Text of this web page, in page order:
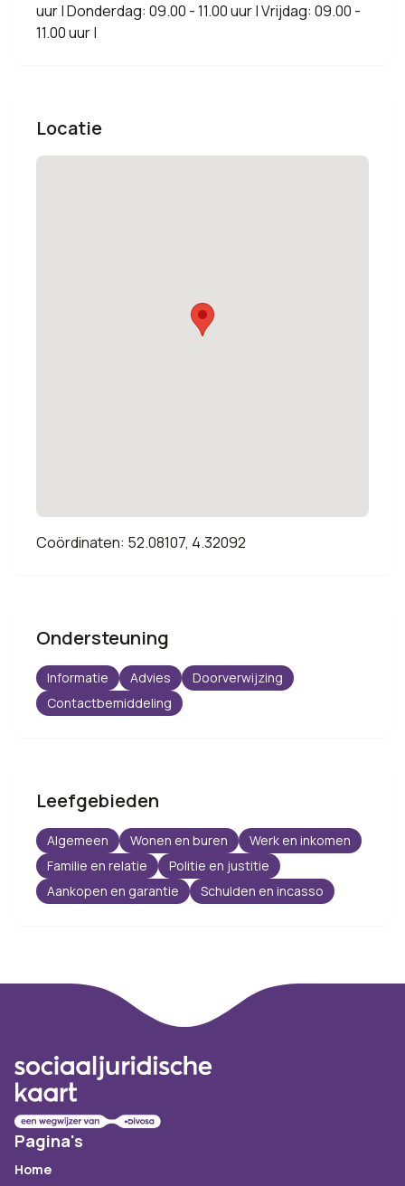
uur | Donderdag: 09.00 - 11.00 uur | Vrijdag: 09.00 -
11.00 uur |
Locatie
Coördinaten: 52.08107, 4.32092
Ondersteuning
Informatie Advies
Doorverwijzing
Contactbemiddeling
Leefgebieden
Algemeen Wonen en buren
Werk en inkomen
Familie en relatie
Politie en justitie
Aankopen en garantie
Schulden en incasso
Pagina's
Home